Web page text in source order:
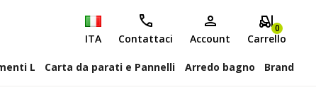
ITA Contattaci Account
0
Carrello
Elementi L Carta da parati e Pannelli Arredo bagno Brand